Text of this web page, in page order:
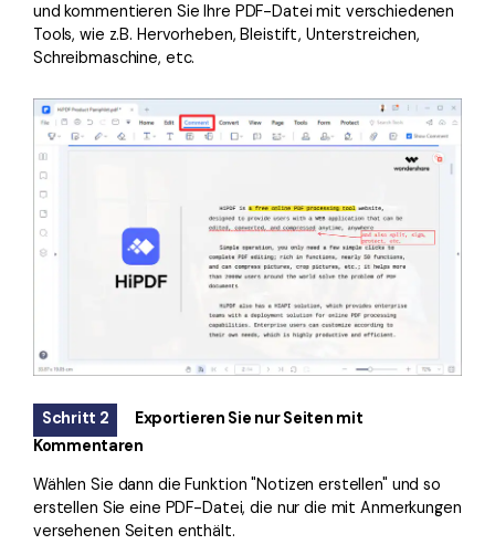
und kommentieren Sie Ihre PDF-Datei mit verschiedenen
Tools, wie z.B. Hervorheben, Bleistift, Unterstreichen,
Schreibmaschine, etc.
Schritt 2
Exportieren Sie nur Seiten mit
Kommentaren
Wählen Sie dann die Funktion "Notizen erstellen" und so
erstellen Sie eine PDF-Datei, die nur die mit Anmerkungen
versehenen Seiten enthält.